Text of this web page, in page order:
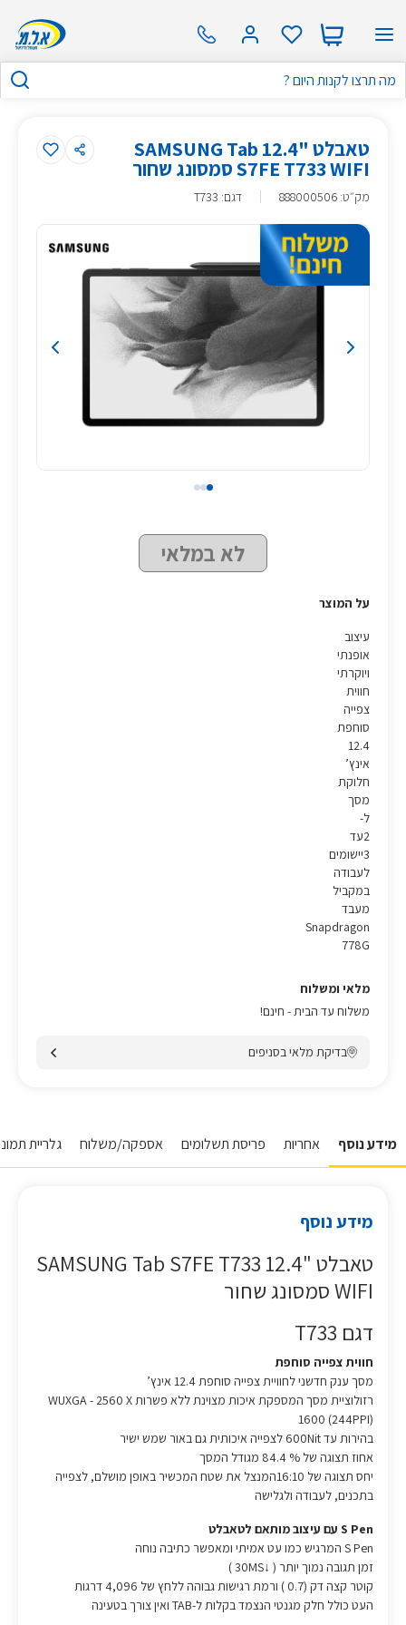
טאבלט "12.4 SAMSUNG Tab
S7FE T733 WIFI סמסונג שחור
מק״ט:
888000506 דגם: T733
לא במלאי
על המוצר
עיצוב
אופנתי
ויוקרתי
חווית
צפייה
סוחפת
12.4
אינץ’
חלוקת
מסך
ל-
2עד
3יישומים
לעבודה
במקביל
מעבד
Snapdragon
778G
מלאי ומשלוח
משלוח עד הבית - חינם!
בדיקת מלאי בסניפים
מידע נוסף אחריות פריסת תשלומים אספקה/משלוח גלריית
מידע נוסף
טאבלט "12.4 SAMSUNG Tab S7FE T733
WIFI סמסונג שחור
דגם T733
חווית צפייה סוחפת
מסך ענק חדשני לחוויית צפייה סוחפת 12.4 אינץ’
רזולוציית מסך המספקת איכות מצוינת ללא פשרות WUXGA - 2560 X
1600 (244PPI)
בהירות עד 600Nit לצפייה איכותית גם באור שמש ישיר
אחוז תצוגה של % 84.4 מגודל המסך
יחס תצוגה של 16:10המנצל את שטח המכשיר באופן מושלם, לצפייה
בתכנים, לעבודה ולגלישה
S Pen עם עיצוב מותאם לטאבלט
S Pen המרגיש כמו עט אמיתי ומאפשר כתיבה נוחה
זמן תגובה נמוך יותר ( ↓30MS )
קוטר קצה דק (0.7 ) ורמת רגישות גבוהה ללחץ של 4,096 דרגות
העט כולל חלק מגנטי הנצמד בקלות ל-TAB ואין צורך בטעינה